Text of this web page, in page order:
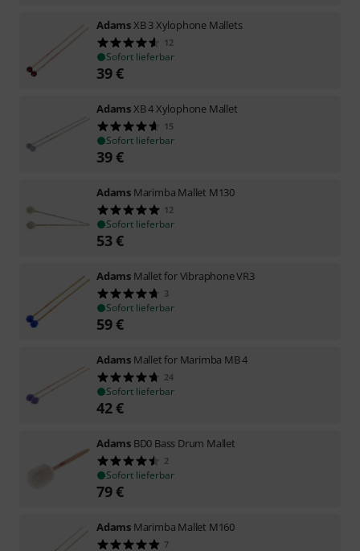
AdamsXB 3 Xylophone Mallets
12
Sofort lieferbar
39€
AdamsXB 4 Xylophone Mallet
15
Sofort lieferbar
39€
Adams Marimba Mallet M130
12
Sofort lieferbar
53€
Adams Mallet for Vibraphone VR3
3
Sofort lieferbar
59€
Adams Mallet for Marimba MB 4
24
Sofort lieferbar
42€
Adams BD0 Bass Drum Mallet
2
Sofort lieferbar
79€
Adams Marimba Mallet M160
7